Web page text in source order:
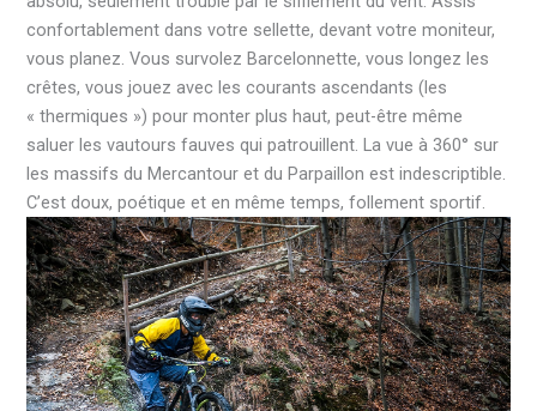
confortablement dans votre sellette, devant votre moniteur,
vous planez. Vous survolez Barcelonnette, vous longez les
crêtes, vous jouez avec les courants ascendants (les
« thermiques ») pour monter plus haut, peut-être même
saluer les vautours fauves qui patrouillent. La vue à 360° sur
les massifs du Mercantour et du Parpaillon est indescriptible.
C’est doux, poétique et en même temps, follement sportif.